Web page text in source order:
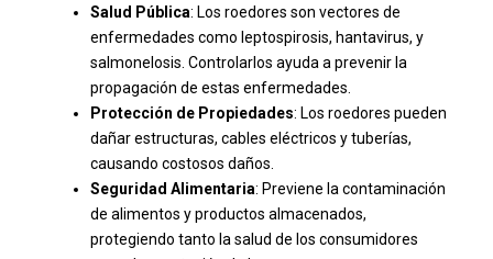
Salud Pública: Los roedores son vectores de
enfermedades como leptospirosis, hantavirus, y
salmonelosis. Controlarlos ayuda a prevenir la
propagación de estas enfermedades.
Protección de Propiedades: Los roedores pueden
dañar estructuras, cables eléctricos y tuberías,
causando costosos daños.
Seguridad Alimentaria: Previene la contaminación
de alimentos y productos almacenados,
protegiendo tanto la salud de los consumidores